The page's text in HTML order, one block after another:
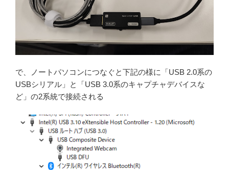
で、ノートパソコンにつなぐと下記の様に「USB 2.0系の
USBシリアル」と「USB 3.0系のキャプチャデバイスな
ど」の2系統で接続される